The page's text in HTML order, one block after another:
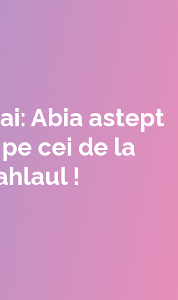
Abia astept
cei de la
!